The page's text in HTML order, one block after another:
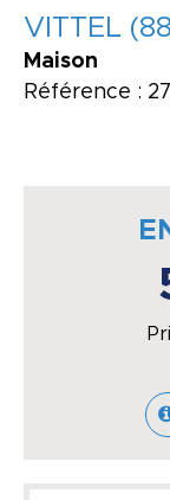
VITTEL
Maison
Référence :